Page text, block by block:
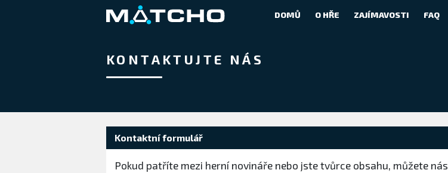
DOMŮ O HŘE ZAJÍMAVOSTI FAQ
KONTAKTUJTE NÁS
Kontaktní formulář
Pokud patříte mezi herní novináře nebo jste tvůrce obsahu, můžete nás